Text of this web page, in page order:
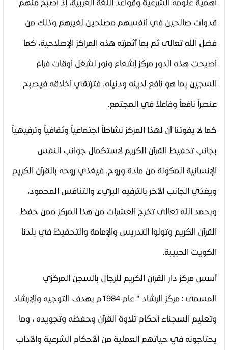
قدوات صالحين في أنفسهم مصلحين لغيرهم وذلك من
فضل الله تعالى ثم بما أثمرته هذه المراكز الإصلاحية، كما
أصبحت هذه الدور مركز إشعاع ونور لشغل أوقات فراغ
السجين بما هو نافع لدينه ودنياه، فترتقي أخلاقه فيصبح
عنصراً نافعاً وفاعلاً في المجتمع
كما لا يفوتنا أن لهذا المركز نشاطاً اجتماعياً وثقافياً وترفيهياً
بجانب تحفيظ القرآن الكريم لاستكمال جوانب النفس
الإنسانية المكونة من مادة وروح، فيغذي روحه بالقرآن الكريم
ويغذي الجانب الآخر بالترفيه البريء والتنافس المحمود،
وبحمد الله تعالى تخرج العشرات من هذا المركز ممن حفظ
القرآن الكريم وتولوا التدريس والإمامة والتحفيظ في بلدنا
الكويت الحبيبة
أسس مركز دار القرآن الكريم للرجال بالسجن المركزي
المسمى : مركز الرشاد " عام 1984م بهدف التوجيه والإرشاد
وتعليم السجناء أحكام تلاوة القرآن وحفظه وتجويده ، وما
يحتاجونه في حياتهم العملية من الأحكام الشرعية والآداب